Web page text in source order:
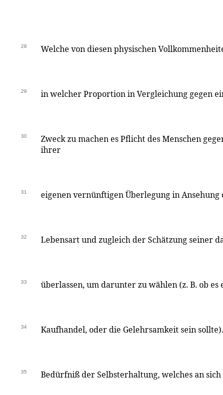
28 Welche von diesen physischen
29 in welcher Proportion in Vergleichung gegen
30
Zweck zu machen es Pflicht des Menschen
ihrer
31 eigenen vernünftigen Überlegung in Ansehung
32 Lebensart und zugleich der Schätzung seiner
33 überlassen, um darunter zu wählen (z. B. ob
34 Kaufhandel, oder die Gelehrsamkeit sein
35 Bedürfniß der Selbsterhaltung, welches an